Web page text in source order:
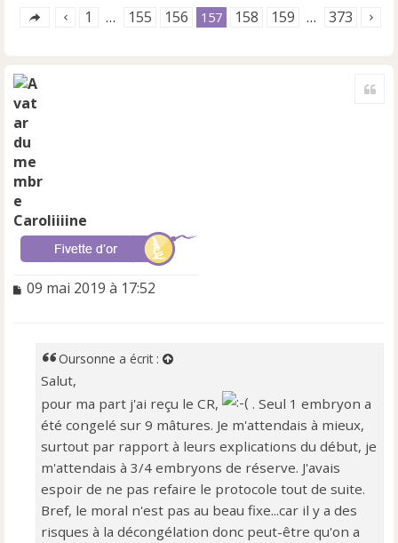
1 … 155 156 157 158 159 … 373
Caroliiiine
M
09 mai 2019 à 17:52
Oursonne a écrit :
Salut,
pour ma part j'ai reçu le CR,
. Seul 1 embryon a
été congelé sur 9 mâtures. Je m'attendais à mieux,
surtout par rapport à leurs explications du début, je
m'attendais à 3/4 embryons de réserve. J'avais
espoir de ne pas refaire le protocole tout de suite.
Bref, le moral n'est pas au beau fixe...car il y a des
risques à la décongélation donc peut-être qu'on a